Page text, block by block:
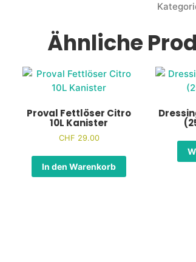
Ähnliche
Proval Fettlöser Citro
10L Kanister
CHF 29.00
In den Warenkorb